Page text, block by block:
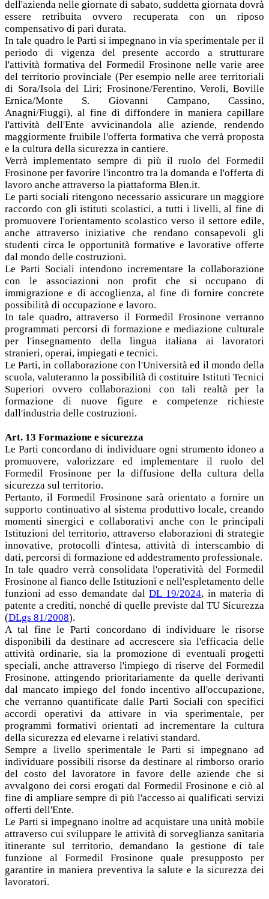
dell'azienda nelle giornate di sabato, suddetta giornata dovrà
essere retribuita ovvero recuperata con un riposo
compensativo di pari durata.
In tale quadro le Parti si impegnano in via sperimentale per il
periodo di vigenza del presente accordo a strutturare
l'attività formativa del Formedil Frosinone nelle varie aree
del territorio provinciale (Per esempio nelle aree territoriali
di Sora/Isola del Liri; Frosinone/Ferentino, Veroli, Boville
Ernica/Monte S. Giovanni Campano, Cassino,
Anagni/Fiuggi), al fine di diffondere in maniera capillare
l'attività dell'Ente avvicinandola alle aziende, rendendo
maggiormente fruibile l'offerta formativa che verrà proposta
e la cultura della sicurezza in cantiere.
Verrà implementato sempre di più il ruolo del Formedil
Frosinone per favorire l'incontro tra la domanda e l'offerta di
lavoro anche attraverso la piattaforma Blen.it.
Le parti sociali ritengono necessario assicurare un maggiore
raccordo con gli istituti scolastici, a tutti i livelli, al fine di
promuovere l'orientamento scolastico verso il settore edile,
anche attraverso iniziative che rendano consapevoli gli
studenti circa le opportunità formative e lavorative offerte
dal mondo delle costruzioni.
Le Parti Sociali intendono incrementare la collaborazione
con le associazioni non profit che si occupano di
immigrazione e di accoglienza, al fine di fornire concrete
possibilità di occupazione e lavoro.
In tale quadro, attraverso il Formedil Frosinone verranno
programmati percorsi di formazione e mediazione culturale
per l'insegnamento della lingua italiana ai lavoratori
stranieri, operai, impiegati e tecnici.
Le Parti, in collaborazione con l'Università ed il mondo della
scuola, valuteranno la possibilità di costituire Istituti Tecnici
Superiori ovvero collaborazioni con tali realtà per la
formazione di nuove figure e competenze richieste
dall'industria delle costruzioni.
Art. 13 Formazione e sicurezza
Le Parti concordano di individuare ogni strumento idoneo a
promuovere, valorizzare ed implementare il ruolo del
Formedil Frosinone per la diffusione della cultura della
sicurezza sul territorio.
Pertanto, il Formedil Frosinone sarà orientato a fornire un
supporto continuativo al sistema produttivo locale, creando
momenti sinergici e collaborativi anche con le principali
Istituzioni del territorio, attraverso elaborazioni di strategie
innovative, protocolli d'intesa, attività di interscambio di
dati, percorsi di formazione ed addestramento professionale.
In tale quadro verrà consolidata l'operatività del Formedil
Frosinone al fianco delle Istituzioni e nell'espletamento delle
funzioni ad esso demandate dalDL 19/2024, in materia di
patente a crediti, nonché di quelle previste dal TU Sicurezza
(DLgs 81/2008).
A tal fine le Parti concordano di individuare le risorse
disponibili da destinare ad accrescere sia l'efficacia delle
attività ordinarie, sia la promozione di eventuali progetti
speciali, anche attraverso l'impiego di riserve del Formedil
Frosinone, attingendo prioritariamente da quelle derivanti
dal mancato impiego del fondo incentivo all'occupazione,
che verranno quantificate dalle Parti Sociali con specifici
accordi operativi da attivare in via sperimentale, per
programmi formativi orientati ad incrementare la cultura
della sicurezza ed elevarne i relativi standard.
Sempre a livello sperimentale le Parti si impegnano ad
individuare possibili risorse da destinare al rimborso orario
del costo del lavoratore in favore delle aziende che si
avvalgono dei corsi erogati dal Formedil Frosinone e ciò al
fine di ampliare sempre di più l'accesso ai qualificati servizi
offerti dell'Ente.
Le Parti si impegnano inoltre ad acquistare una unità mobile
attraverso cui sviluppare le attività di sorveglianza sanitaria
itinerante sul territorio, demandano la gestione di tale
funzione al Formedil Frosinone quale presupposto per
garantire in maniera preventiva la salute e la sicurezza dei
lavoratori.